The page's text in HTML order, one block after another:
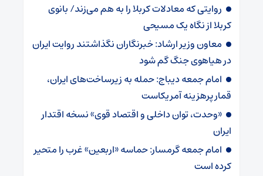
روایتی که معادلات کربلا را به هم می‌زند/ بانوی
کربلا از نگاه یک مسیحی
معاون وزیر ارشاد: خبرنگاران نگذاشتند روایت ایران
در هیاهوی جنگ گم شود
امام جمعه دیباج: حمله به زیرساخت‌های ایران،
قمار پرهزینه آمریکاست
«وحدت، توان داخلی و اقتصاد قوی» نسخه اقتدار
ایران
امام جمعه گرمسار: حماسه «اربعین» غرب را متحیر
کرده است